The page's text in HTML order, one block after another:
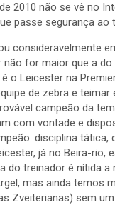
2010 não se vê no
passe segurança ao
consideravelmente
for maior que a
o Leicester na
de zebra e
campeão da
com vontade e
disciplina tática,
já no Beira-rio,
do treinador é nítida
mas ainda temos
Zveiterianas) sem